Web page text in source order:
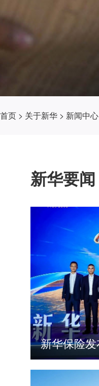
首页 > 关于新华 > 新闻中心
新华要闻